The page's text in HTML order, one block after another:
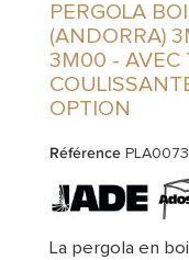
PERGOLA
(ANDORRA)
3M00 - AVEC
OPTION
Référence
La pergola en